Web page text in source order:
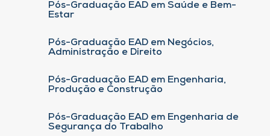
Pós-Graduação EAD em Saúde e Bem-
Estar
Pós-Graduação EAD em Negócios,
Administração e Direito
Pós-Graduação EAD em Engenharia,
Produção e Construção
Pós-Graduação EAD em Engenharia de
Segurança do Trabalho